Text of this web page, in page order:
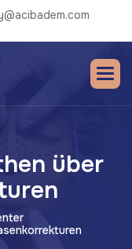
über